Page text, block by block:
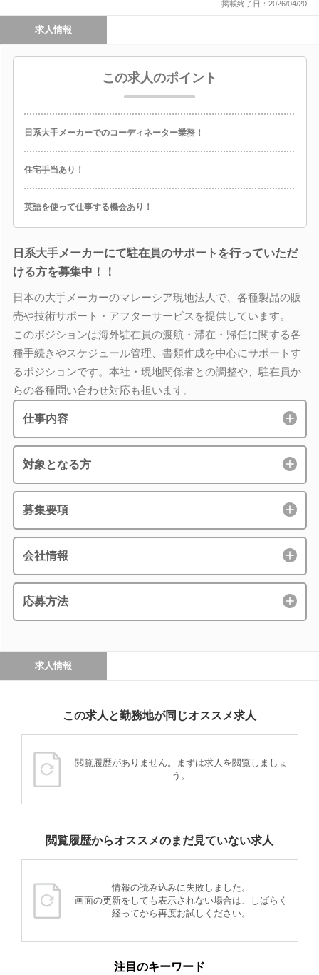
掲載終了日：2026/04/20
求人情報
この求人のポイント
日系大手メーカーでのコーディネーター業務！
住宅手当あり！
英語を使って仕事する機会あり！
日系大手メーカーにて駐在員のサポートを行っていただ
ける方を募集中！！
日本の大手メーカーのマレーシア現地法人で、各種製品の販
売や技術サポート・アフターサービスを提供しています。
このポジションは海外駐在員の渡航・滞在・帰任に関する各
種手続きやスケジュール管理、書類作成を中心にサポートす
るポジションです。本社・現地関係者との調整や、駐在員か
らの各種問い合わせ対応も担います。
仕事内容
対象となる方
募集要項
会社情報
応募方法
求人情報
この求人と勤務地が同じオススメ求人
閲覧履歴がありません。まずは求人を閲覧しましょ
う。
閲覧履歴からオススメのまだ見ていない求人
情報の読み込みに失敗しました。
画面の更新をしても表示されない場合は、しばらく
経ってから再度お試しください。
注目のキーワード